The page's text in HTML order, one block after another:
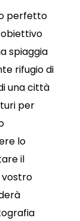
perfetto
spiaggia
rifugio di
una città
per
lo
il
vostro